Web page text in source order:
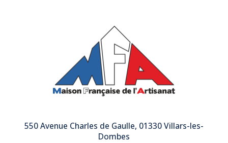
550 Avenue Charles de Gaulle, 01330 Villars-les-
Dombes